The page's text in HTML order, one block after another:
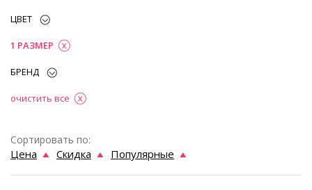
ЦВЕТ
1 РАЗМЕР
БРЕНД
очистить все
Сортировать по:
Цена Скидка Популярные